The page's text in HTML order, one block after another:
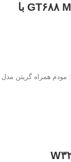
مودم همراه ۴.۵G گریتن مدل GT۶۸۸ MAX با
معرفی مودم همراه ۴.5G گریتن مدل GT688 MAX : مودم همراه گریتن مدل